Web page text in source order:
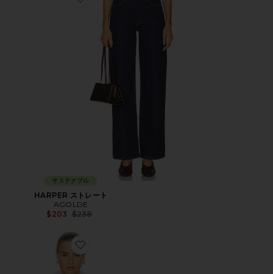
Favorite HARPER ストレート
サステナブル
HARPER ストレート
AGOLDE
$203 Previous price:
$238
Favorite LAURA ジャケット